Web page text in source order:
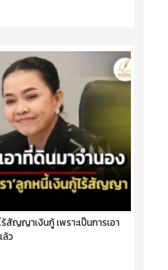
สัญญาเงินกู้ เพราะเป็นการเอา
ว